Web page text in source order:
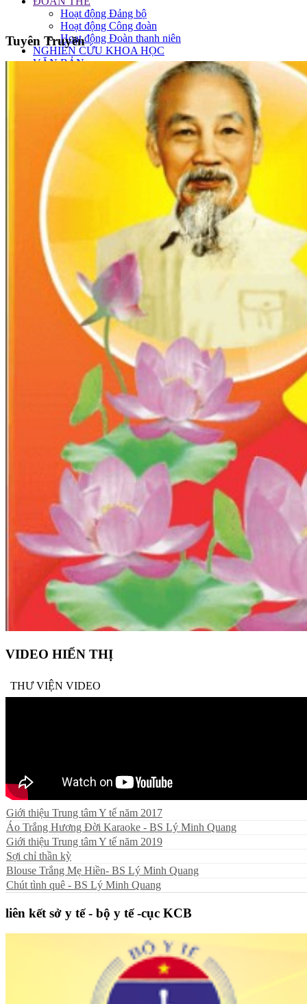
Hoạt động Đảng bộ
Hoạt động Công đoàn
Hoạt động Đoàn thanh niên
NGHIÊN CỨU KHOA HỌC
VĂN BẢN
VĂN BẢN KHOA PHÒNG
Khoa ATVSTP
Khoa KSDB
Khoa YTCC
Phòng KHNV
Phòng TCKT
Phòng TCCB
Phòng QLCL
Tuyên Truyền
VIDEO HIỂN THỊ
THƯ VIỆN VIDEO
Giới thiệu Trung tâm Y tế năm 2017
Áo Trắng Hương Đời Karaoke - BS Lý Minh Quang
Giới thiệu Trung tâm Y tế năm 2019
Sợi chỉ thần kỳ
Blouse Trắng Mẹ Hiền- BS Lý Minh Quang
Chút tình quê - BS Lý Minh Quang
liên kết sở y tế - bộ y tế -cục KCB